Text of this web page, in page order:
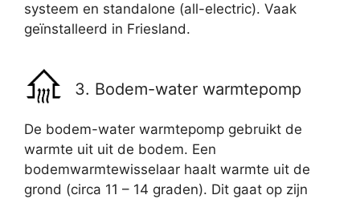
systeem en standalone (all-electric). Vaak
geïnstalleerd in Friesland.
3. Bodem-water warmtepomp
De bodem-water warmtepomp gebruikt de
warmte uit uit de bodem. Een
bodemwarmtewisselaar haalt warmte uit de
grond (circa 11 – 14 graden). Dit gaat op zijn